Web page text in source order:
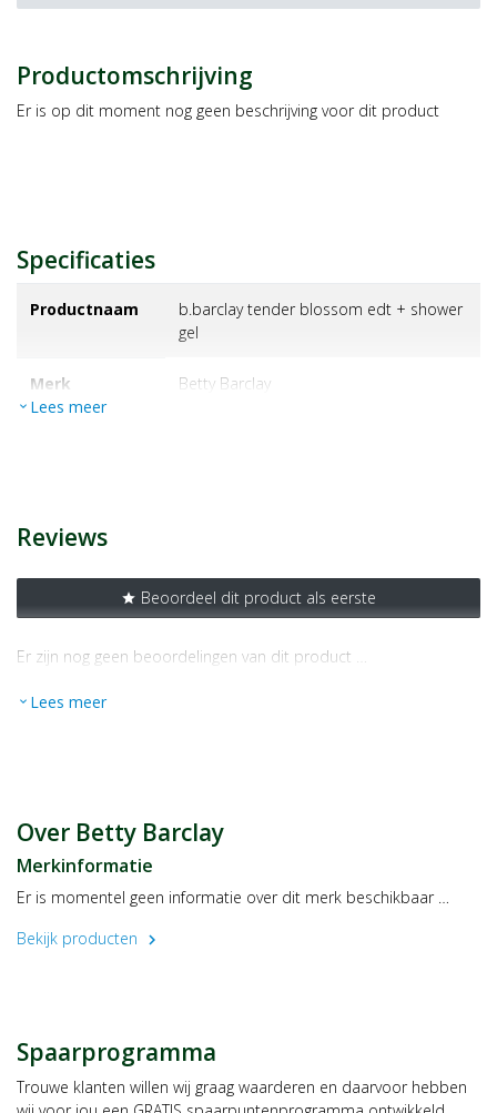
Productomschrijving
Er is op dit moment nog geen beschrijving voor dit product
Specificaties
Productnaam
b.barclay tender blossom edt + shower
gel
Merk betty barclay
expand_more Lees meer
Reviews
star Beoordeel dit product als eerste
Er zijn nog geen beoordelingen van dit product …
expand_more Lees meer
Over Betty Barclay
Merkinformatie
Er is momentel geen informatie over dit merk beschikbaar …
Bekijk producten
chevron_right
Spaarprogramma
Trouwe klanten willen wij graag waarderen en daarvoor hebben